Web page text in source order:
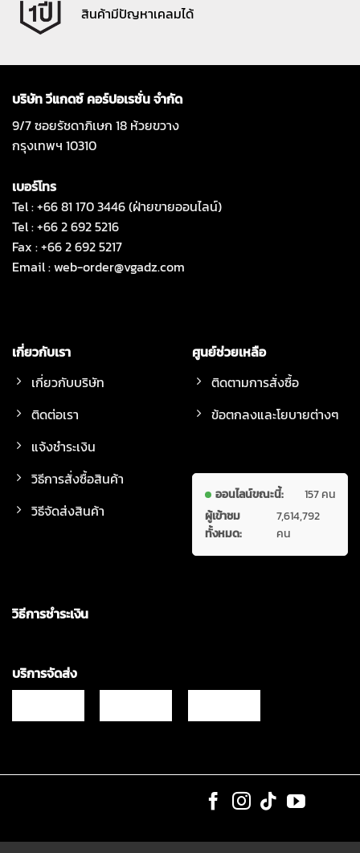
สินค้ามีปัญหาเคลมได้
บริษัท วีแกดซ์ คอร์ปอเรชั่น จำกัด
9/7 ซอยรัชดาภิเษก 18 ห้วยขวาง
กรุงเทพฯ 10310
เบอร์โทร
Tel : +66 81 170 3446 (ฝ่ายขายออนไลน์)
Tel : +66 2 692 5216
Fax : +66 2 692 5217
Email :web-order@vgadz.com
เกี่ยวกับเรา
เกี่ยวกับบริษัท
ติดต่อเรา
แจ้งชำระเงิน
วิธีการสั่งซื้อสินค้า
วิธีจัดส่งสินค้า
ศูนย์ช่วยเหลือ
ติดตามการสั่งซื้อ
ข้อตกลงและโยบายต่างๆ
ออนไลน์ขณะนี้:
157 คน
ผู้เข้าชม
ทั้งหมด:
7,614,792
คน
วิธีการชำระเงิน
บริการจัดส่ง